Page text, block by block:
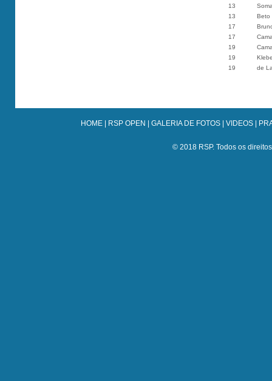
13
13
Beto
17
17
19
19
19
de
HOME RSP OPEN GALERIA DE FOTOS VIDEOS
© 2018 RSP. Todos os